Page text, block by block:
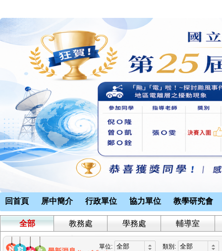
回首頁 屏中簡介 行政單位 協力單位 教學研究會
全部 教務處 學務處 輔導室
單位: 類別: